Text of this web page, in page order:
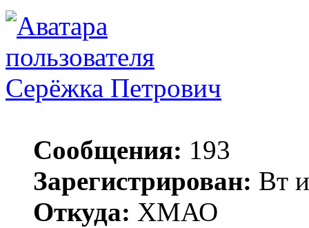
Серёжка Петрович
Сообщения: 193
Зарегистрирован: Вт
Откуда: ХМАО